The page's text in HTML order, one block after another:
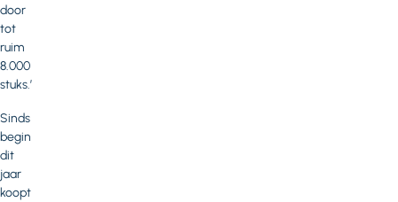
door
tot
ruim
8.000
stuks.’
Sinds
begin
dit
jaar
koopt